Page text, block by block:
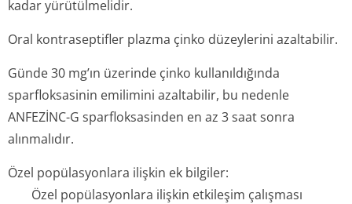
kadar yürütülmelidir.
Oral kontraseptifler plazma çinko düzeylerini azaltabilir.
Günde 30 mg’ın üzerinde çinko kullanıldığında
sparfloksasinin emilimini azaltabilir, bu nedenle
ANFEZİNC-G sparfloksasinden en az 3 saat sonra
alınmalıdır.
Özel popülasyonlara ilişkin ek bilgiler:
Özel popülasyonlara ilişkin etkileşim çalışması